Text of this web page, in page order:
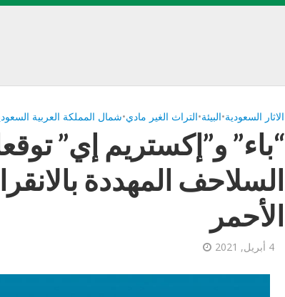
الاثار السعودية•البيئة•التراث الغير مادي•شمال المملكة العربية
“باء” و”إكستريم إي”
السلاحف المهددة
الأحمر
4 أبريل, 2021